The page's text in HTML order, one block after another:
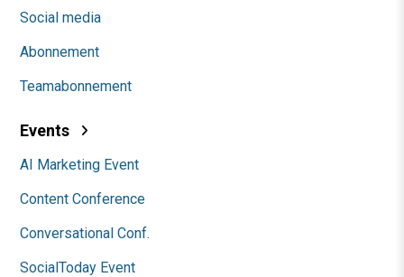
Social media
Abonnement
Teamabonnement
Events
AI Marketing Event
Content Conference
Conversational Conf.
SocialToday Event